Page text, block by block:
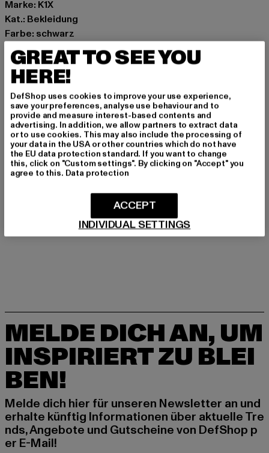
Marke: K1X
Kat.: Bekleidung
Farbe: schwarz
Hersteller Farbe: black
Materialzusammensetzung: 100% Polyester
Art.Nr: 60130001-00007
Hersteller: Urban Styles Agency GmbH & Co. KG |
agentur@urbanstylesagency.com
Schanzenstraße 41 | 51063 Köln | DE
GRÖSSE & PASSFORM
LIEFERUNG & RÜCKGABE
MELDE DICH AN, UM
INSPIRIERT ZU BLEI
BEN!
Melde dich hier für unseren Newsletter an und
erhalte künftig Informationen über aktuelle Tre
nds, Angebote und Gutscheine von DefShop p
er E-Mail!
GREAT TO SEE YOU
HERE!
DefShop uses cookies to improve your use experience,
save your preferences, analyse use behaviour and to
provide and measure interest-based contents and
advertising. In addition, we allow partners to extract data
or to use cookies. This may also include the processing of
your data in the USA or other countries which do not have
the EU data protection standard. If you want to change
this, click on "Custom settings". By clicking on "Accept" you
agree to this. Data protection
INDIVIDUAL SETTINGS
ACCEPT